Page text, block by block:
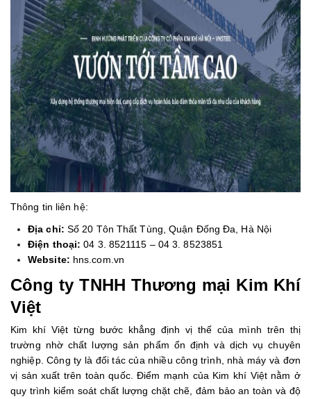
Thông tin liên hệ:
Địa chỉ: Số 20 Tôn Thất Tùng, Quận Đống Đa, Hà Nội
Điện thoại: 04 3. 8521115 – 04 3. 8523851
Website: hns.com.vn
Công ty TNHH Thương mại Kim Khí
Việt
Kim khí Việt từng bước khẳng định vị thế của mình trên thị
trường nhờ chất lượng sản phẩm ổn định và dịch vụ chuyên
nghiệp. Công ty là đối tác của nhiều công trình, nhà máy và đơn
vị sản xuất trên toàn quốc. Điểm mạnh của Kim khí Việt nằm ở
quy trình kiểm soát chất lượng chặt chẽ, đảm bảo an toàn và độ